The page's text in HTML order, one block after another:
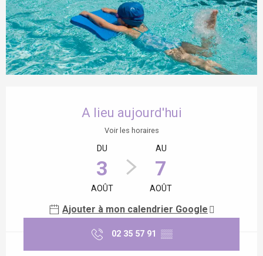
A lieu aujourd'hui
Voir les horaires
DU
3
AOÛT
AU
7
AOÛT
Ajouter à mon calendrier Google
02 35 57 91 ▒▒